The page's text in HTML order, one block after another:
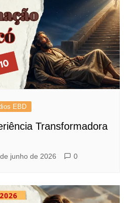
EBD
Transformadora
junho de 2026 0